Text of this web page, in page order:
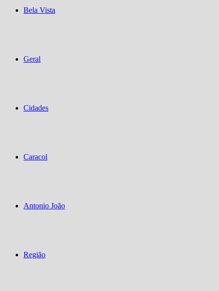
Bela Vista
Geral
Cidades
Caracol
Antonio João
Região